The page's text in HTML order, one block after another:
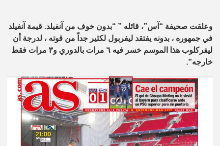
وعلقت صحيفة “آس”، قائله ” “بدون خوف من آنفيلد. قيمة آنفيلد
في جمهوره ، بدونه يفتقد ليفربول لكثير جداً من قوته ، لدرجة أن
ليفركلوب هذا الموسم خسر فيه ٦ مرات بالدوري و٣ مرات فقط
خارجه”.